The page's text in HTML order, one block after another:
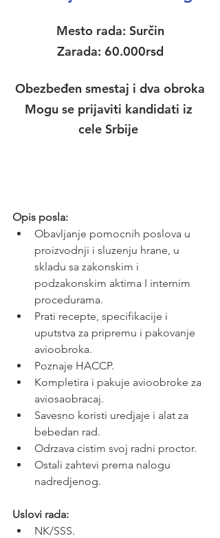
Mesto rada: Surčin
Zarada: 60.000rsd
Obezbeđen smestaj i dva obroka
Mogu se prijaviti kandidati iz
cele Srbije
Opis posla:
Obavljanje pomocnih poslova u
proizvodnji i sluzenju hrane, u
skladu sa zakonskim i
podzakonskim aktima I internim
procedurama.
Prati recepte, specifikacije i
uputstva za pripremu i pakovanje
avioobroka.
Poznaje HACCP.
Kompletira i pakuje avioobroke za
aviosaobracaj.
Savesno koristi uredjaje i alat za
bebedan rad.
Odrzava cistim svoj radni proctor.
Ostali zahtevi prema nalogu
nadredjenog.
Uslovi rada:
NK/SSS.